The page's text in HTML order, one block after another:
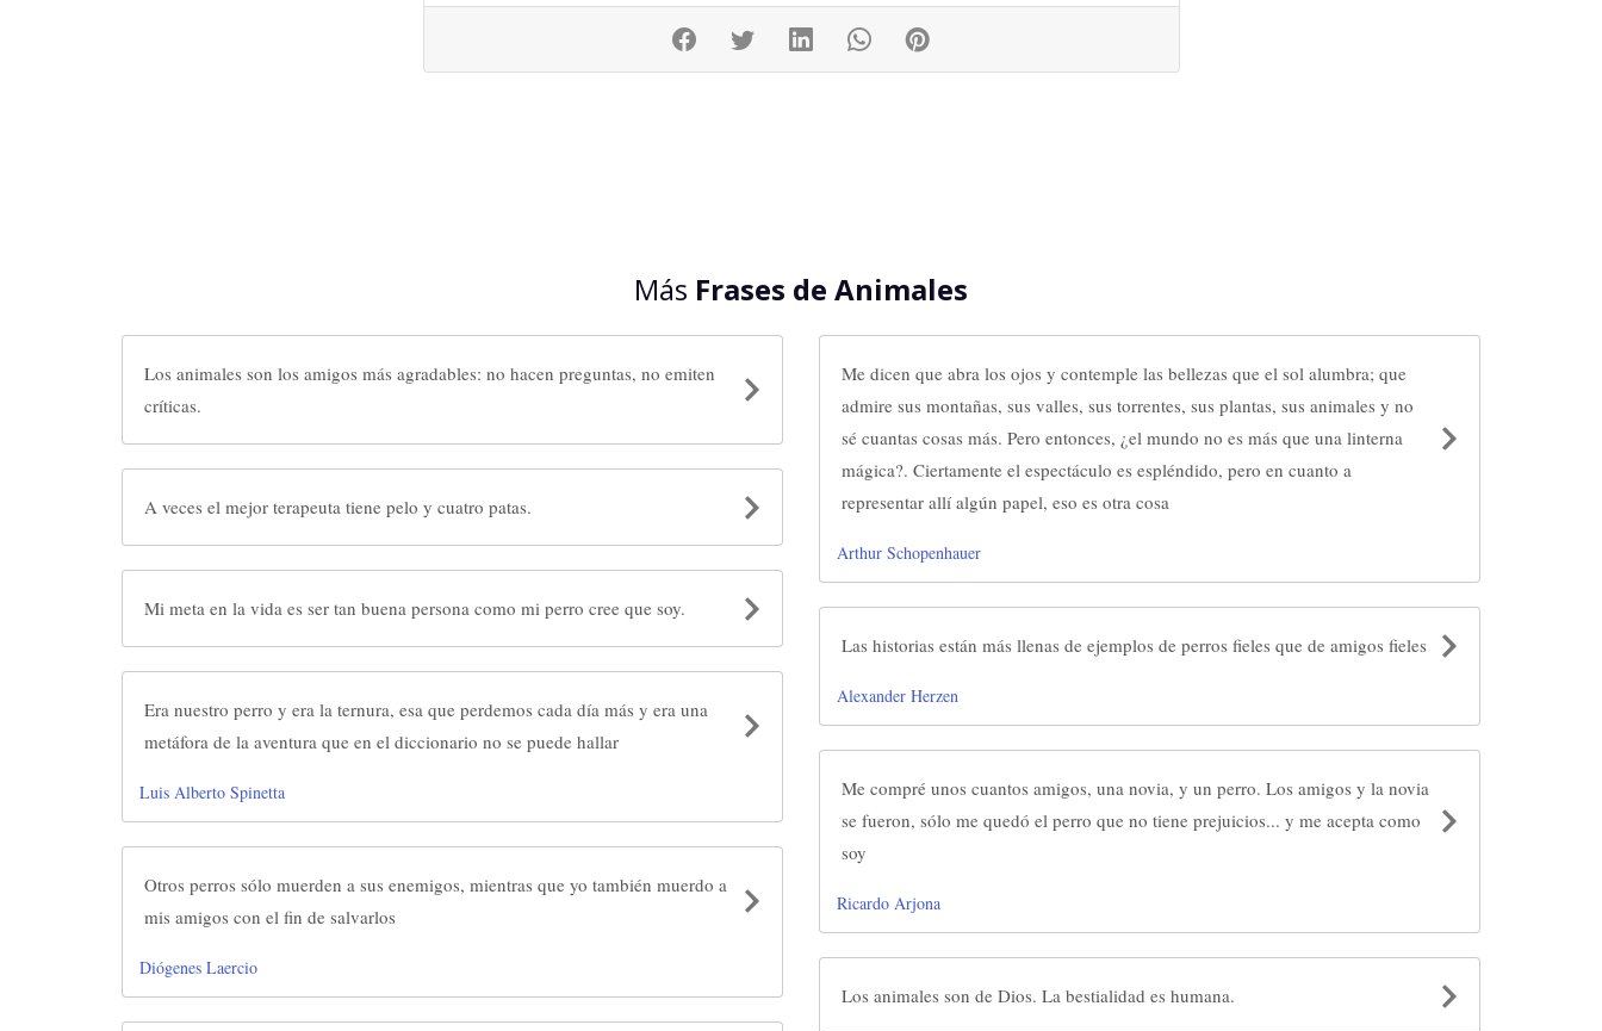
Más Frases de Animales
Los animales son los amigos más agradables: no hacen preguntas, no emiten
críticas.
A veces el mejor terapeuta tiene pelo y cuatro patas.
Mi meta en la vida es ser tan buena persona como mi perro cree que soy.
Era nuestro perro y era la ternura, esa que perdemos cada día más y era una
metáfora de la aventura que en el diccionario no se puede hallar
Luis Alberto Spinetta
Otros perros sólo muerden a sus enemigos, mientras que yo también muerdo a
mis amigos con el fin de salvarlos
Diógenes Laercio
Me dicen que abra los ojos y contemple las bellezas que el sol alumbra; que
admire sus montañas, sus valles, sus torrentes, sus plantas, sus animales y no
sé cuantas cosas más. Pero entonces, ¿el mundo no es más que una linterna
mágica?. Ciertamente el espectáculo es espléndido, pero en cuanto a
representar allí algún papel, eso es otra cosa
Arthur Schopenhauer
Las historias están más llenas de ejemplos de perros fieles que de amigos fieles
Alexander Herzen
Me compré unos cuantos amigos, una novia, y un perro. Los amigos y la novia
se fueron, sólo me quedó el perro que no tiene prejuicios... y me acepta como
soy
Ricardo Arjona
Los animales son de Dios. La bestialidad es humana.